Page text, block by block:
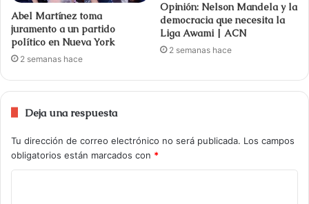
Abel Martínez toma
juramento a un partido
político en Nueva York
2 semanas hace
Opinión: Nelson Mandela y la
democracia que necesita la
Liga Awami | ACN
2 semanas hace
Deja una respuesta
Tu dirección de correo electrónico no será publicada. Los campos
obligatorios están marcados con *